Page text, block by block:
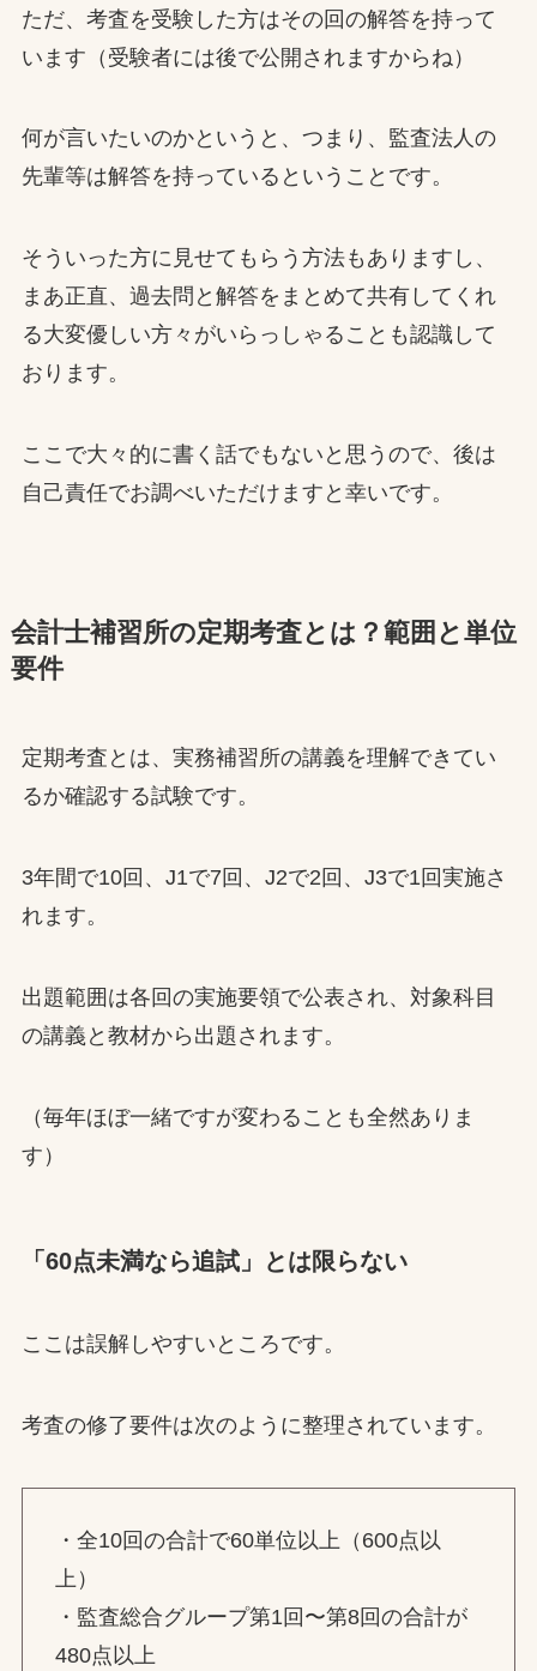
ただ、考査を受験した方はその回の解答を持って
います（受験者には後で公開されますからね）
何が言いたいのかというと、つまり、監査法人の
先輩等は解答を持っているということです。
そういった方に見せてもらう方法もありますし、
まあ正直、過去問と解答をまとめて共有してくれ
る大変優しい方々がいらっしゃることも認識して
おります。
ここで大々的に書く話でもないと思うので、後は
自己責任でお調べいただけますと幸いです。
会計士補習所の定期考査とは？範囲と単位
要件
定期考査とは、実務補習所の講義を理解できてい
るか確認する試験です。
3年間で10回、J1で7回、J2で2回、J3で1回実施さ
れます。
出題範囲は各回の実施要領で公表され、対象科目
の講義と教材から出題されます。
（毎年ほぼ一緒ですが変わることも全然ありま
す）
「60点未満なら追試」とは限らない
ここは誤解しやすいところです。
考査の修了要件は次のように整理されています。
・全10回の合計で60単位以上（600点以
上）
・監査総合グループ第1回〜第8回の合計が
480点以上